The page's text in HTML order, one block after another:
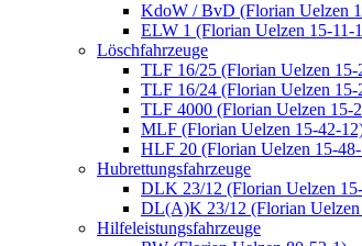
KdoW / BvD (Florian Uelzen
ELW 1 (Florian Uelzen 15-11-
Löschfahrzeuge
TLF 16/25 (Florian Uelzen 15-
TLF 16/24 (Florian Uelzen 15-
TLF 4000 (Florian Uelzen 15-
MLF (Florian Uelzen 15-42-
HLF 20 (Florian Uelzen 15-
Hubrettungsfahrzeuge
DLK 23/12 (Florian Uelzen
DL(A)K 23/12 (Florian Uelzen
Hilfeleistungsfahrzeuge